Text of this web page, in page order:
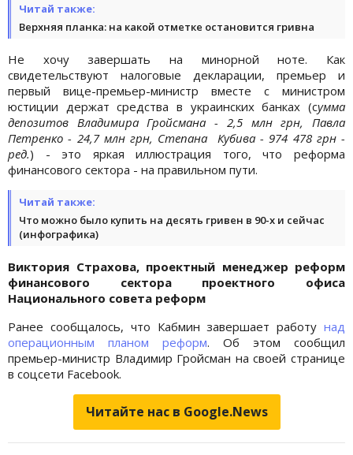
Читай также:
Верхняя планка: на какой отметке остановится гривна
Не хочу завершать на минорной ноте. Как
свидетельствуют налоговые декларации, премьер и
первый вице-премьер-министр вместе с министром
юстиции держат средства в украинских банках (сумма
депозитов Владимира Гройсмана - 2,5 млн грн, Павла
Петренко - 24,7 млн грн, Степана Кубива - 974 478 грн -
ред.) - это яркая иллюстрация того, что реформа
финансового сектора - на правильном пути.
Читай также:
Что можно было купить на десять гривен в 90-х и сейчас
(инфографика)
Виктория Страхова, проектный менеджер реформ
финансового сектора проектного офиса
Национального совета реформ
Ранее сообщалось, что Кабмин завершает работу над
операционным планом реформ. Об этом сообщил
премьер-министр Владимир Гройсман на своей странице
в соцсети Facebook.
Читайте нас в Google.News